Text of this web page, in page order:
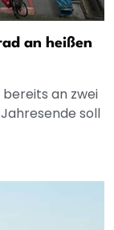
an heißen
an zwei
soll